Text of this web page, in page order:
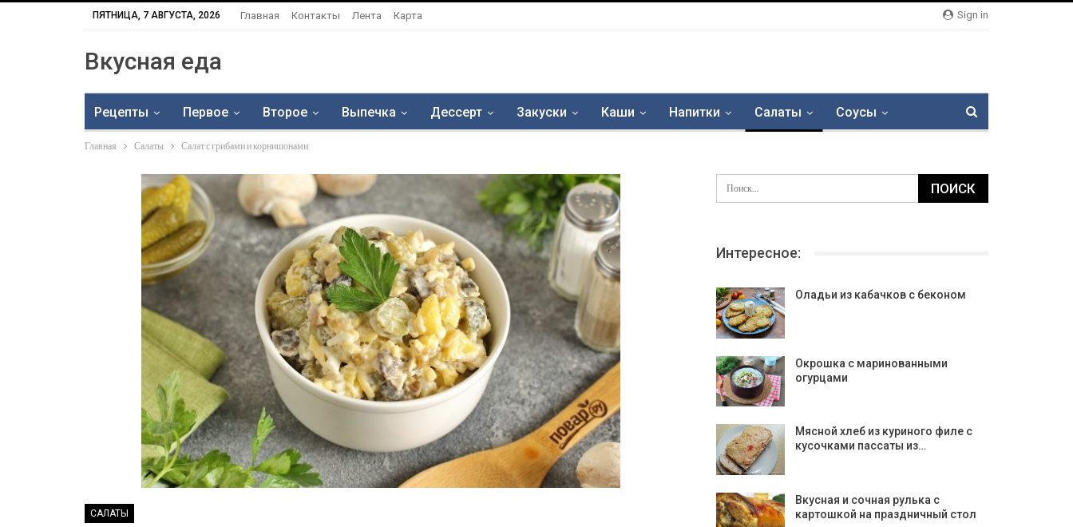
Sign in
ПЯТНИЦА, 7 АВГУСТА, 2026 Главная Контакты Лента Карта
Вкусная еда
Рецепты Первое Второе Выпечка Дессерт Закуски Каши Напитки Салаты Соусы
Главная Салаты Салат с грибами и корнишонами
САЛАТЫ
Интересное:
Оладьи из кабачков с беконом
Окрошка с маринованными
огурцами
Мясной хлеб из куриного филе с
кусочками пассаты из…
Вкусная и сочная рулька с
картошкой на праздничный стол